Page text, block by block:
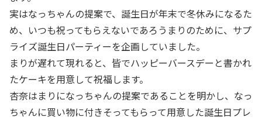
実はなっちゃんの提案で、誕生日が年末で冬休みになるた
め、いつも祝ってもらえないであろうまりのために、サプ
ライズ誕生日パーティーを企画していました。
まりが遅れて現れると、皆でハッピーバースデーと書かれ
たケーキを用意して祝福します。
杏奈はまりになっちゃんの提案であることを明かし、なっ
ちゃんに買い物に付きそってもらって用意した誕生日プレ